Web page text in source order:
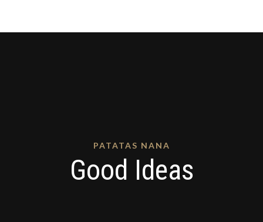
PATATAS NANA
Good Ideas